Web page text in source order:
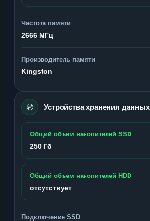
Частота памяти
2666 МГц
Производитель памяти
Kingston
💿 Устройства хранения данных
Общий объем накопителей SSD
250 Гб
Общий объем накопителей HDD
отсутствует
Подключение SSD